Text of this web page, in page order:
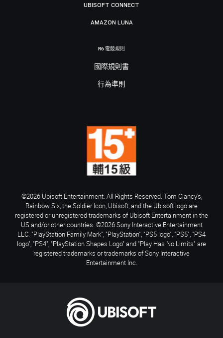
UBISOFT CONNECT
AMAZON LUNA
R6 電競規則
國際規則書
行為準則
©2026 Ubisoft Entertainment. All Rights Reserved. Tom Clancy’s,
Rainbow Six, the Soldier Icon, Ubisoft, and the Ubisoft logo are
registered or unregistered trademarks of Ubisoft Entertainment in the
US and/or other countries. ©2026 Sony Interactive Entertainment
LLC. "PlayStation Family Mark", "PlayStation", "PS5 logo", "PS5", "PS4
logo", "PS4", "PlayStation Shapes Logo" and "Play Has No Limits" are
registered trademarks or trademarks of Sony Interactive
Entertainment Inc.